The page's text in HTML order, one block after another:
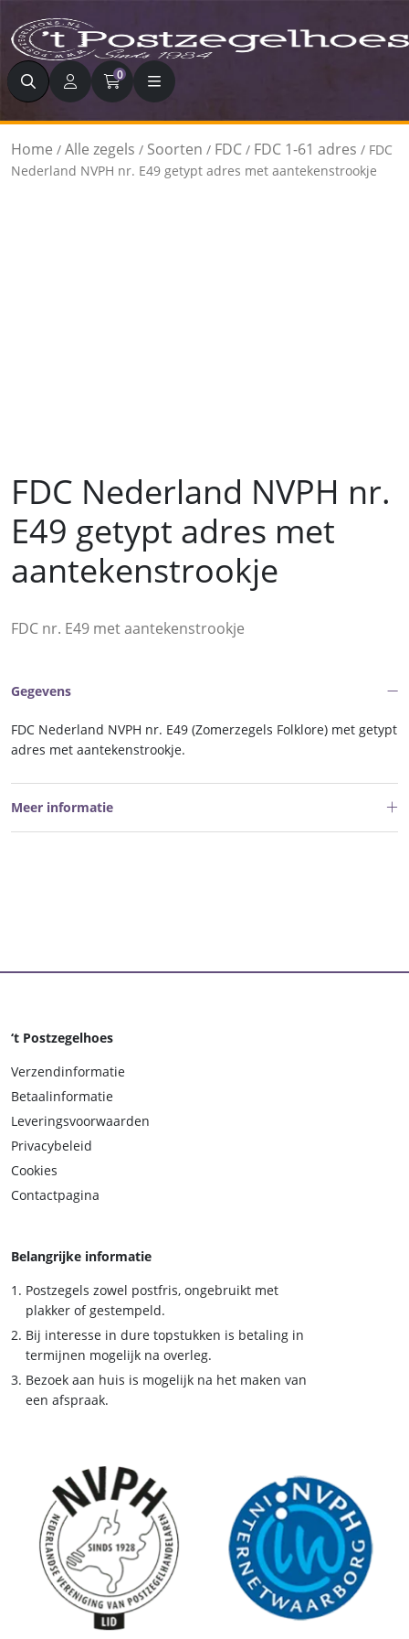
Zoeken 0
Home / Alle zegels / Soorten / FDC / FDC 1-61 adres / FDC
Nederland NVPH nr. E49 getypt adres met aantekenstrookje
FDC Nederland NVPH nr.
E49 getypt adres met
aantekenstrookje
FDC nr. E49 met aantekenstrookje
Gegevens
FDC Nederland NVPH nr. E49 (Zomerzegels Folklore) met getypt
adres met aantekenstrookje.
Meer informatie
‘t Postzegelhoes
Verzendinformatie
Betaalinformatie
Leveringsvoorwaarden
Privacybeleid
Cookies
Contactpagina
Belangrijke informatie
Postzegels zowel postfris, ongebruikt met
plakker of gestempeld.
Bij interesse in dure topstukken is betaling in
termijnen mogelijk na overleg.
Bezoek aan huis is mogelijk na het maken van
een afspraak.